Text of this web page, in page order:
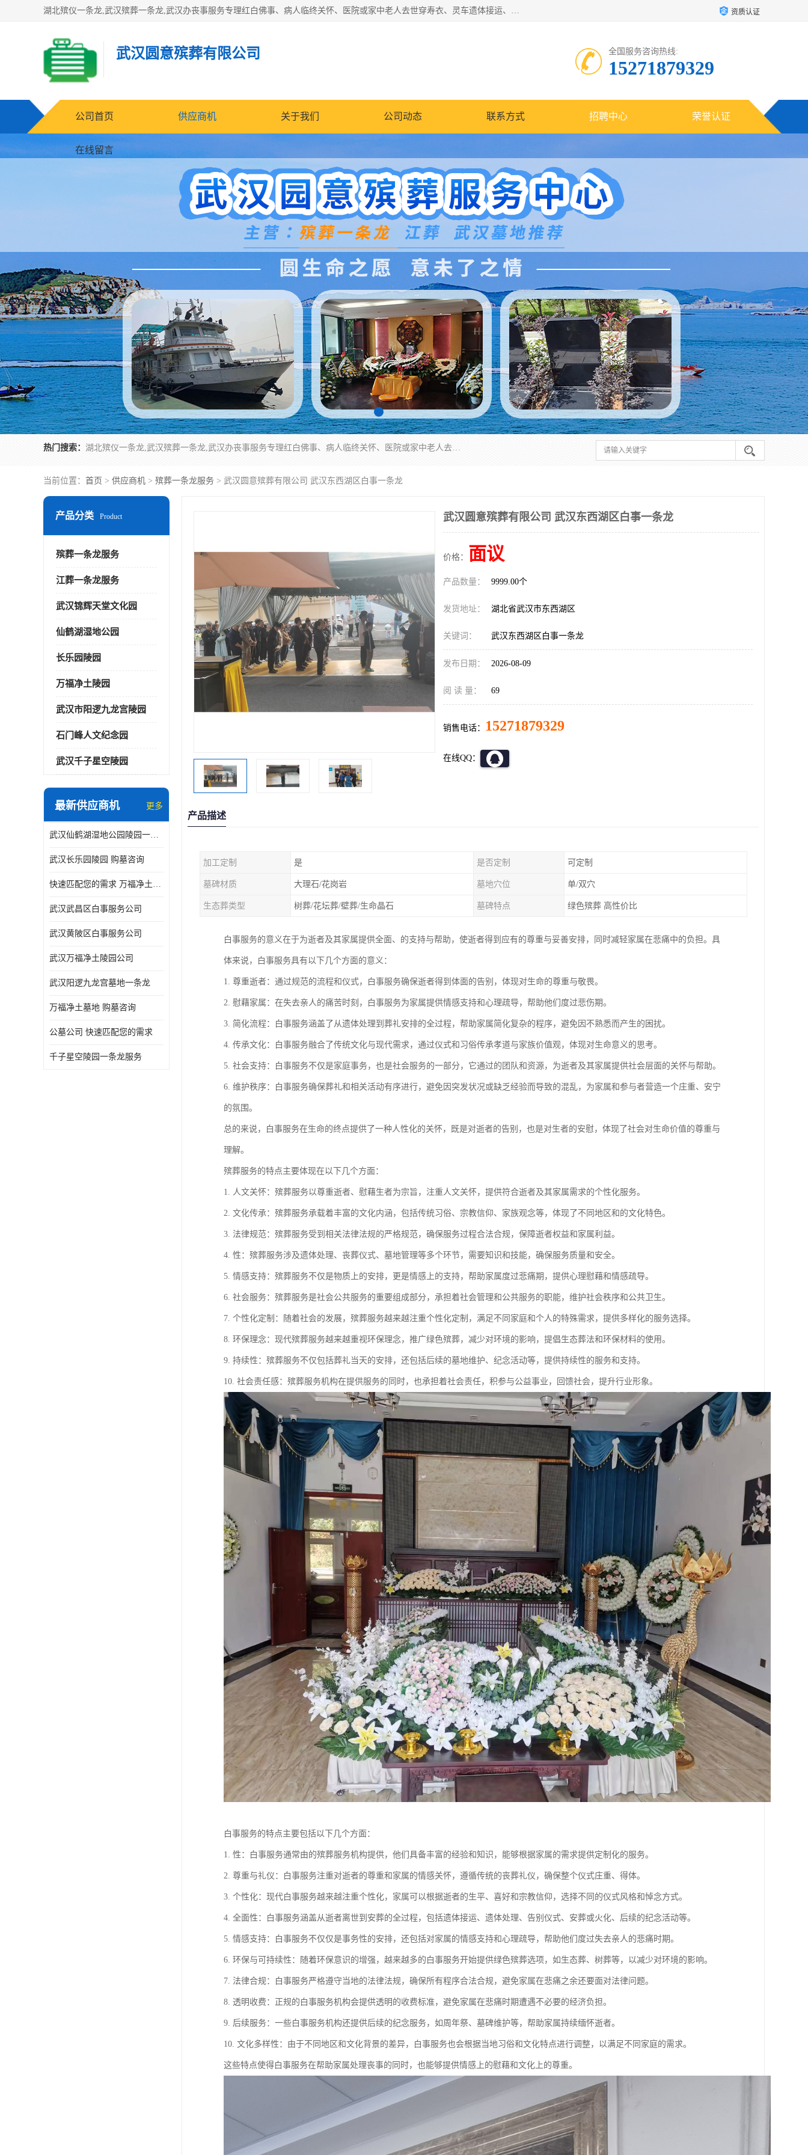
湖北殡仪一条龙,武汉殡葬一条龙,武汉办丧事服务专理红白佛事、病人临终关怀、医院或家中老人去世穿寿衣、灵车遗体接运、殡仪馆告别厅预约、办理火葬场手续、民俗丧事策划、遗体告别仪式、民俗礼仪服务、殡葬礼仪策划、陵园墓位导购、寺庙塔位择吉、往生功德策划、民俗功德策划、异地殡葬礼仪服务、异地骨灰接送返乡 资质认证
武汉圆意殡葬有限公司 全国服务咨询热线:
15271879329
公司首页 供应商机 关于我们 公司动态 联系方式 招聘中心 荣誉认证
在线留言
热门搜索： 湖北殡仪一条龙,武汉殡葬一条龙,武汉办丧事服务专理红白佛事、病人临终关怀、医院或家中老人去世穿寿衣、灵车遗体接运、殡仪馆告别厅预约、办理火葬场手续、民俗丧事策划、遗体告别仪式、民俗礼仪服务、殡葬礼仪策划、陵园墓位导购、寺庙塔位择吉、往生功德策划、民俗功德策划、异地殡葬礼仪服务、异地骨灰接送返乡
当前位置： 首页 > 供应商机 > 殡葬一条龙服务 > 武汉圆意殡葬有限公司 武汉东西湖区白事一条龙
产品分类 Product
殡葬一条龙服务
江葬一条龙服务
武汉锦辉天堂文化园
仙鹤湖湿地公园
长乐园陵园
万福净土陵园
武汉市阳逻九龙宫陵园
石门峰人文纪念园
武汉千子星空陵园
最新供应商机 更多
武汉仙鹤湖湿地公园陵园一条龙服务
武汉长乐园陵园 购墓咨询
快速匹配您的需求 万福净土墓地流程
武汉武昌区白事服务公司
武汉黄陂区白事服务公司
武汉万福净土陵园公司
武汉阳逻九龙宫墓地一条龙
万福净土墓地 购墓咨询
公墓公司 快速匹配您的需求
千子星空陵园一条龙服务
武汉圆意殡葬有限公司 武汉东西湖区白事一条龙
价格： 面议
产品数量： 9999.00个
发货地址： 湖北省武汉市东西湖区
关键词： 武汉东西湖区白事一条龙
发布日期： 2026-08-09
阅 读 量： 69
销售电话： 15271879329
在线QQ：
产品描述
加工定制 是 是否定制 可定制
墓碑材质 大理石/花岗岩 墓地穴位 单/双穴
生态葬类型 树葬/花坛葬/壁葬/生命晶石 墓碑特点 绿色殡葬 高性价比
白事服务的意义在于为逝者及其家属提供全面、的支持与帮助，使逝者得到应有的尊重与妥善安排，同时减轻家属在悲痛中的负担。具
体来说，白事服务具有以下几个方面的意义：
1. 尊重逝者：通过规范的流程和仪式，白事服务确保逝者得到体面的告别，体现对生命的尊重与敬畏。
2. 慰藉家属：在失去亲人的痛苦时刻，白事服务为家属提供情感支持和心理疏导，帮助他们度过悲伤期。
3. 简化流程：白事服务涵盖了从遗体处理到葬礼安排的全过程，帮助家属简化复杂的程序，避免因不熟悉而产生的困扰。
4. 传承文化：白事服务融合了传统文化与现代需求，通过仪式和习俗传承孝道与家族价值观，体现对生命意义的思考。
5. 社会支持：白事服务不仅是家庭事务，也是社会服务的一部分，它通过的团队和资源，为逝者及其家属提供社会层面的关怀与帮助。
6. 维护秩序：白事服务确保葬礼和相关活动有序进行，避免因突发状况或缺乏经验而导致的混乱，为家属和参与者营造一个庄重、安宁
的氛围。
总的来说，白事服务在生命的终点提供了一种人性化的关怀，既是对逝者的告别，也是对生者的安慰，体现了社会对生命价值的尊重与
理解。
殡葬服务的特点主要体现在以下几个方面：
1. 人文关怀：殡葬服务以尊重逝者、慰藉生者为宗旨，注重人文关怀，提供符合逝者及其家属需求的个性化服务。
2. 文化传承：殡葬服务承载着丰富的文化内涵，包括传统习俗、宗教信仰、家族观念等，体现了不同地区和的文化特色。
3. 法律规范：殡葬服务受到相关法律法规的严格规范，确保服务过程合法合规，保障逝者权益和家属利益。
4. 性：殡葬服务涉及遗体处理、丧葬仪式、墓地管理等多个环节，需要知识和技能，确保服务质量和安全。
5. 情感支持：殡葬服务不仅是物质上的安排，更是情感上的支持，帮助家属度过悲痛期，提供心理慰藉和情感疏导。
6. 社会服务：殡葬服务是社会公共服务的重要组成部分，承担着社会管理和公共服务的职能，维护社会秩序和公共卫生。
7. 个性化定制：随着社会的发展，殡葬服务越来越注重个性化定制，满足不同家庭和个人的特殊需求，提供多样化的服务选择。
8. 环保理念：现代殡葬服务越来越重视环保理念，推广绿色殡葬，减少对环境的影响，提倡生态葬法和环保材料的使用。
9. 持续性：殡葬服务不仅包括葬礼当天的安排，还包括后续的墓地维护、纪念活动等，提供持续性的服务和支持。
10. 社会责任感：殡葬服务机构在提供服务的同时，也承担着社会责任，积参与公益事业，回馈社会，提升行业形象。
白事服务的特点主要包括以下几个方面：
1. 性：白事服务通常由的殡葬服务机构提供，他们具备丰富的经验和知识，能够根据家属的需求提供定制化的服务。
2. 尊重与礼仪：白事服务注重对逝者的尊重和家属的情感关怀，遵循传统的丧葬礼仪，确保整个仪式庄重、得体。
3. 个性化：现代白事服务越来越注重个性化，家属可以根据逝者的生平、喜好和宗教信仰，选择不同的仪式风格和悼念方式。
4. 全面性：白事服务涵盖从逝者离世到安葬的全过程，包括遗体接运、遗体处理、告别仪式、安葬或火化、后续的纪念活动等。
5. 情感支持：白事服务不仅仅是事务性的安排，还包括对家属的情感支持和心理疏导，帮助他们度过失去亲人的悲痛时期。
6. 环保与可持续性：随着环保意识的增强，越来越多的白事服务开始提供绿色殡葬选项，如生态葬、树葬等，以减少对环境的影响。
7. 法律合规：白事服务严格遵守当地的法律法规，确保所有程序合法合规，避免家属在悲痛之余还要面对法律问题。
8. 透明收费：正规的白事服务机构会提供透明的收费标准，避免家属在悲痛时期遭遇不必要的经济负担。
9. 后续服务：一些白事服务机构还提供后续的纪念服务，如周年祭、墓碑维护等，帮助家属持续缅怀逝者。
10. 文化多样性：由于不同地区和文化背景的差异，白事服务也会根据当地习俗和文化特点进行调整，以满足不同家庭的需求。
这些特点使得白事服务在帮助家属处理丧事的同时，也能够提供情感上的慰藉和文化上的尊重。